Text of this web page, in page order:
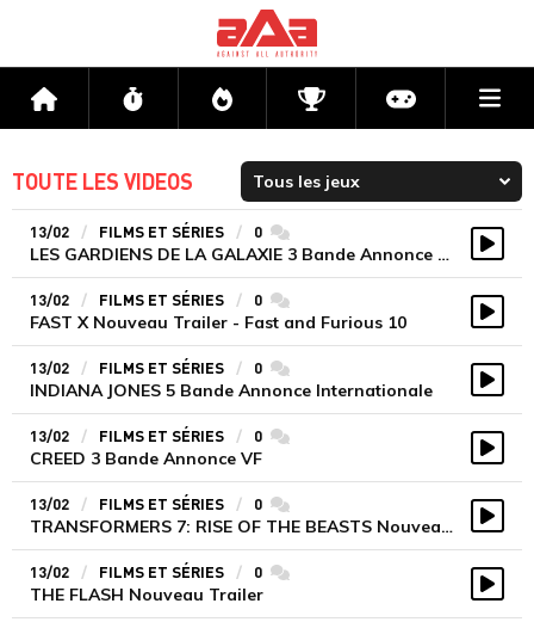
Accueil Flux Directs CompétitionsActu jeux
TOUTE LES VIDEOS
13/02 FILMS ET SÉRIES 0 commentaires
LES GARDIENS DE LA GALAXIE 3 Bande Annonce Internationale
13/02 FILMS ET SÉRIES 0 commentaires
FAST X Nouveau Trailer - Fast and Furious 10
13/02 FILMS ET SÉRIES 0 commentaires
INDIANA JONES 5 Bande Annonce Internationale
13/02 FILMS ET SÉRIES 0 commentaires
CREED 3 Bande Annonce VF
13/02 FILMS ET SÉRIES 0 commentaires
TRANSFORMERS 7: RISE OF THE BEASTS Nouveau Trailer
13/02 FILMS ET SÉRIES 0 commentaires
THE FLASH Nouveau Trailer